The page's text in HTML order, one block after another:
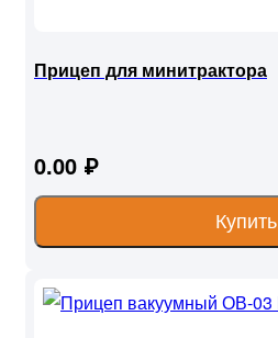
Прицеп для минитрактора
0.00 ₽
Купить